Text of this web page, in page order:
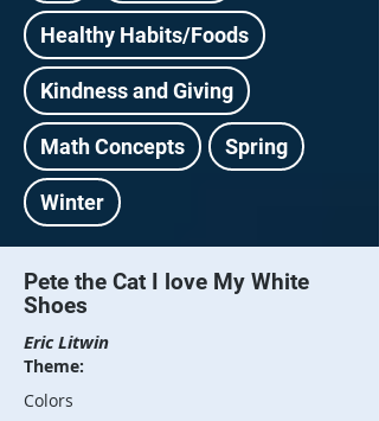
Healthy Habits/Foods
Kindness and Giving
Math Concepts Spring
Winter
Pete the Cat I love My White
Shoes
Eric Litwin
Theme:
Colors